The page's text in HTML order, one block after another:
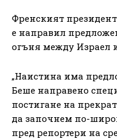
Френският
е направил
огъня между Израел
„Наистина има
Беше направено
постигане на
да започнем по-
пред репортери на